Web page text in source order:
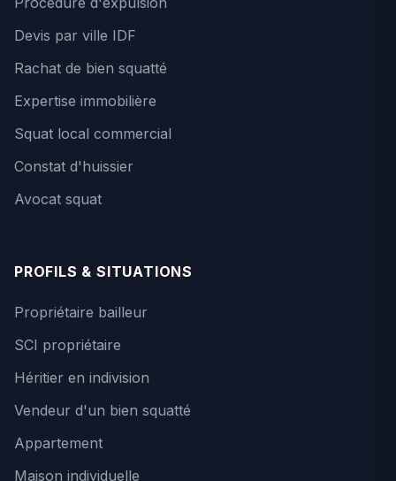
Devis par ville IDF
Rachat de bien squatté
Expertise immobilière
Squat local commercial
Constat d'huissier
Avocat squat
PROFILS & SITUATIONS
Propriétaire bailleur
SCI propriétaire
Héritier en indivision
Vendeur d'un bien squatté
Appartement
Maison individuelle